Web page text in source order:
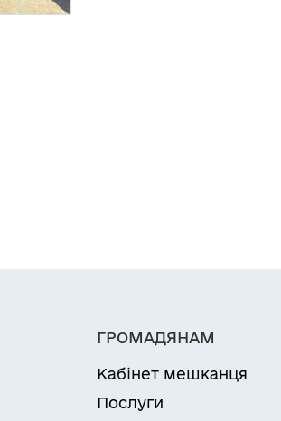
ГРОМАДЯНАМ
Кабінет мешканця
Послуги